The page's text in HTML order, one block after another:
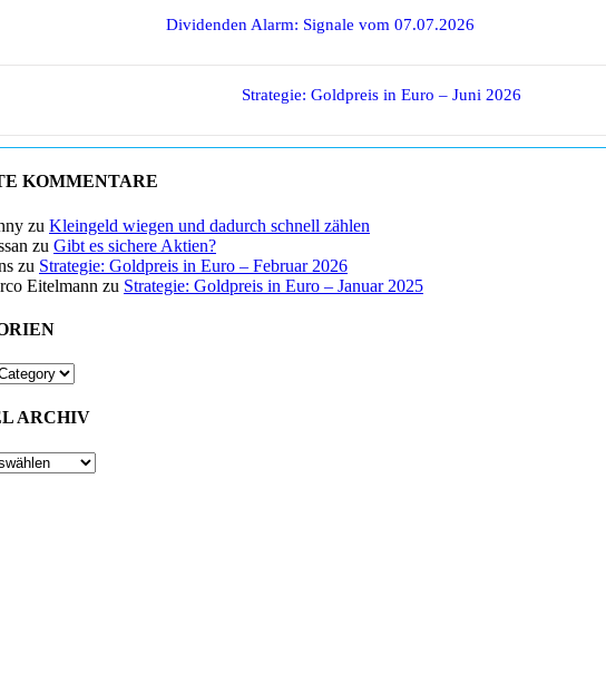
Dividenden Alarm: Signale vom 07.07.2026
Strategie: Goldpreis in Euro – Juni 2026
KOMMENTARE
zu Kleingeld wiegen und dadurch schnell zählen
zu Gibt es sichere Aktien?
zu Strategie: Goldpreis in Euro – Februar 2026
Eitelmann zu Strategie: Goldpreis in Euro – Januar 2025
ARCHIV